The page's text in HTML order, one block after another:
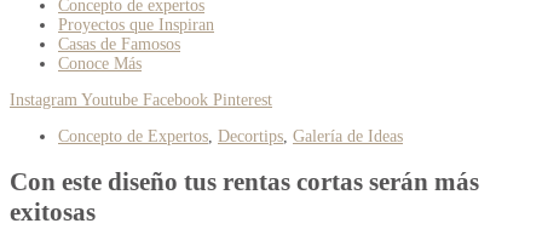
Concepto de expertos
Proyectos que Inspiran
Casas de Famosos
Conoce Más
Instagram Youtube Facebook Pinterest
Concepto de Expertos, Decortips, Galería de Ideas
Con este diseño tus rentas cortas serán más
exitosas